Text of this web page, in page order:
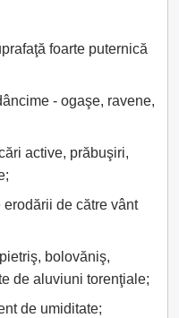
foarte puternică
- ogaşe, ravene,
active, prăbuşiri,
de către vânt
bolovăniş,
de aluviuni torenţiale;
de umiditate;